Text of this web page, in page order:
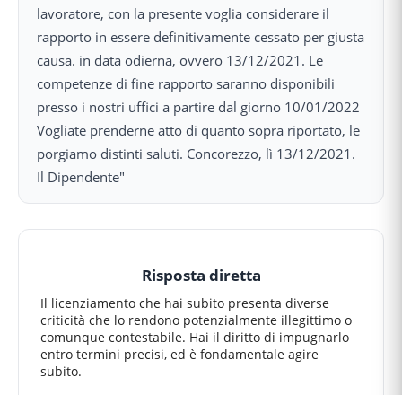
Risposta diretta
Il licenziamento che hai subito presenta diverse
criticità che lo rendono potenzialmente illegittimo o
comunque contestabile. Hai il diritto di impugnarlo
entro termini precisi, ed è fondamentale agire
subito.